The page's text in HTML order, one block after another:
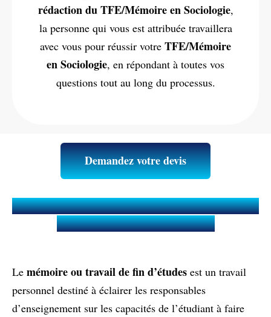
rédaction du TFE/Mémoire en Sociologie,
la personne qui vous est attribuée travaillera
avec vous pour réussir votre TFE/Mémoire
en Sociologie, en répondant à toutes vos
questions tout au long du processus.
Demandez votre devis
Qu’est-ce qu’un Mémoire ou Travail
de fin d'études (TFE) ?
Le mémoire ou travail de fin d’études est un travail
personnel destiné à éclairer les responsables
d’enseignement sur les capacités de l’étudiant à faire